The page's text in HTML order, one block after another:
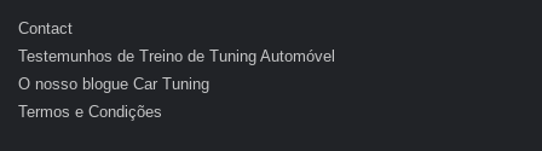
Contact
Testemunhos de Treino de Tuning Automóvel
O nosso blogue Car Tuning
Termos e Condições